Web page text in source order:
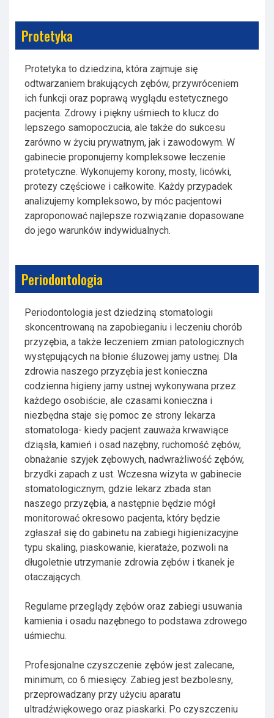
Protetyka
Protetyka to dziedzina, która zajmuje się
odtwarzaniem brakujących zębów, przywróceniem
ich funkcji oraz poprawą wyglądu estetycznego
pacjenta. Zdrowy i piękny uśmiech to klucz do
lepszego samopoczucia, ale także do sukcesu
zarówno w życiu prywatnym, jak i zawodowym. W
gabinecie proponujemy kompleksowe leczenie
protetyczne. Wykonujemy korony, mosty, licówki,
protezy częściowe i całkowite. Każdy przypadek
analizujemy kompleksowo, by móc pacjentowi
zaproponować najlepsze rozwiązanie dopasowane
do jego warunków indywidualnych.
Periodontologia
Periodontologia jest dziedziną stomatologii
skoncentrowaną na zapobieganiu i leczeniu chorób
przyzębia, a także leczeniem zmian patologicznych
występujących na błonie śluzowej jamy ustnej. Dla
zdrowia naszego przyzębia jest konieczna
codzienna higieny jamy ustnej wykonywana przez
każdego osobiście, ale czasami konieczna i
niezbędna staje się pomoc ze strony lekarza
stomatologa- kiedy pacjent zauważa krwawiące
dziąsła, kamień i osad nazębny, ruchomość zębów,
obnażanie szyjek zębowych, nadwrażliwość zębów,
brzydki zapach z ust. Wczesna wizyta w gabinecie
stomatologicznym, gdzie lekarz zbada stan
naszego przyzębia, a następnie będzie mógł
monitorować okresowo pacjenta, który będzie
zgłaszał się do gabinetu na zabiegi higienizacyjne
typu skaling, piaskowanie, kierataże, pozwoli na
długoletnie utrzymanie zdrowia zębów i tkanek je
otaczających.
Regularne przeglądy zębów oraz zabiegi usuwania
kamienia i osadu nazębnego to podstawa zdrowego
uśmiechu.
Profesjonalne czyszczenie zębów jest zalecane,
minimum, co 6 miesięcy. Zabieg jest bezbolesny,
przeprowadzany przy użyciu aparatu
ultradźwiękowego oraz piaskarki. Po czyszczeniu